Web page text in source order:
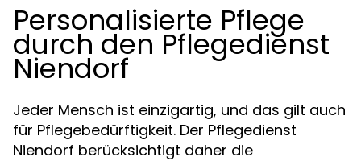
Personalisierte Pflege
durch den Pflegedienst
Niendorf
Jeder Mensch ist einzigartig, und das gilt auch
für Pflegebedürftigkeit. Der Pflegedienst
Niendorf berücksichtigt daher die